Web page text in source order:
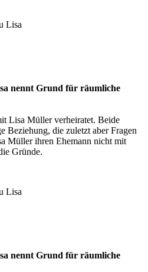
nennt Grund für räumliche
Lisa Müller verheiratet. Beide
Beziehung, die zuletzt aber Fragen
Müller ihren Ehemann nicht mit
Gründe.
nennt Grund für räumliche